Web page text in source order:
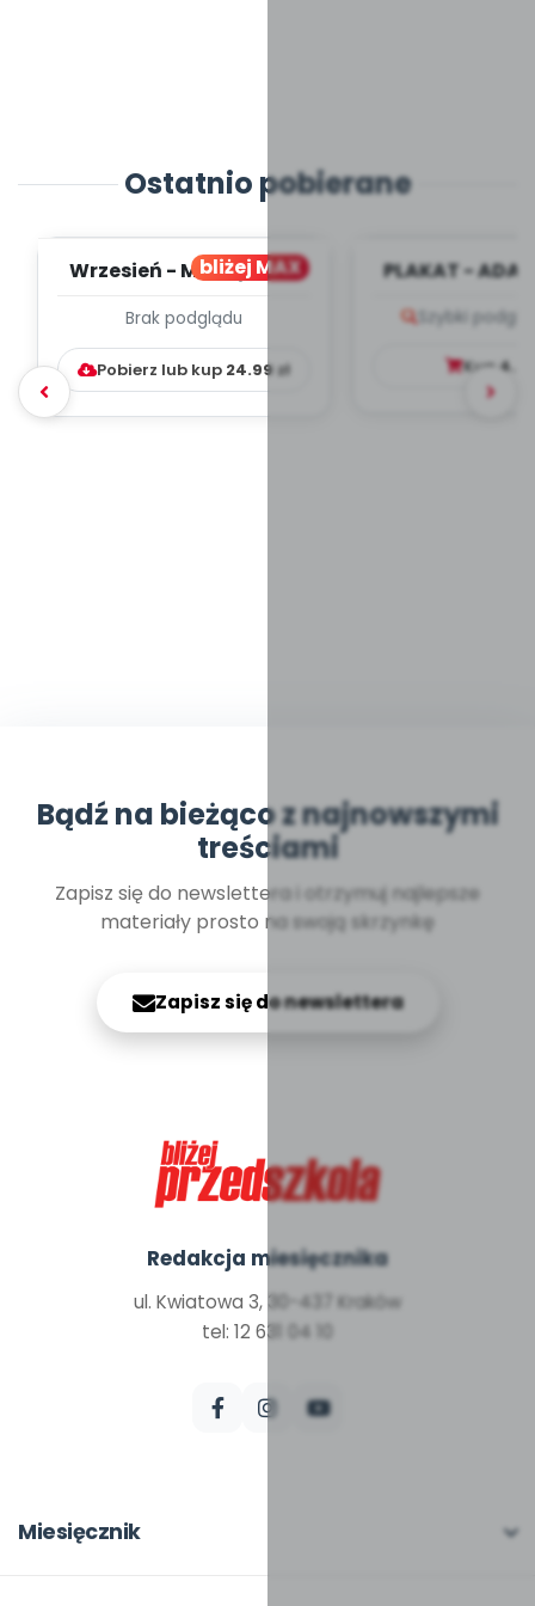
Ostatnio pobierane
bliżej MAX
Wrzesień - MIESIĘCZNY
WYCHOWAWCZO –
DYDAKTYC...
Brak podglądu
Pobierz lub kup 24.99zł
PLAKAT -
Szybki
Kup
Bądź na bieżąco z najnowszymi
treściami
Zapisz się do newslettera i otrzymuj najlepsze
materiały prosto na swoją skrzynkę
Zapisz się do newslettera
Redakcja miesięcznika
ul. Kwiatowa 3, 30-437 Kraków
tel: 12 631 04 10
Miesięcznik